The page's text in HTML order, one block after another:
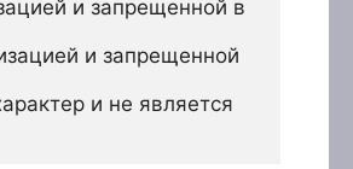
и запрещенной в
и запрещенной
и не является